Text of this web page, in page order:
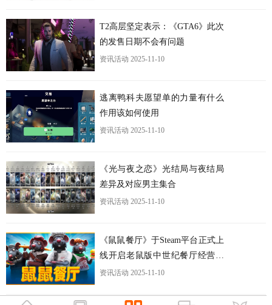
T2高层坚定表示：《GTA6》此次
的发售日期不会有问题
资讯活动 2025-11-10
逃离鸭科夫愿望单的力量有什么
作用该如何使用
资讯活动 2025-11-10
《光与夜之恋》光结局与夜结局
差异及对应男主集合
资讯活动 2025-11-10
《鼠鼠餐厅》于Steam平台正式上
线开启老鼠版中世纪餐厅经营之
旅
资讯活动 2025-11-10